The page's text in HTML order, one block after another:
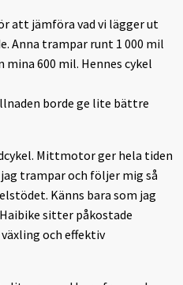
att jämföra vad vi lägger ut
Anna trampar runt 1 000 mil
600 mil. Hennes cykel
borde ge lite bättre
Mittmotor ger hela tiden
trampar och följer mig så
Känns bara som jag
sitter påkostade
och effektiv